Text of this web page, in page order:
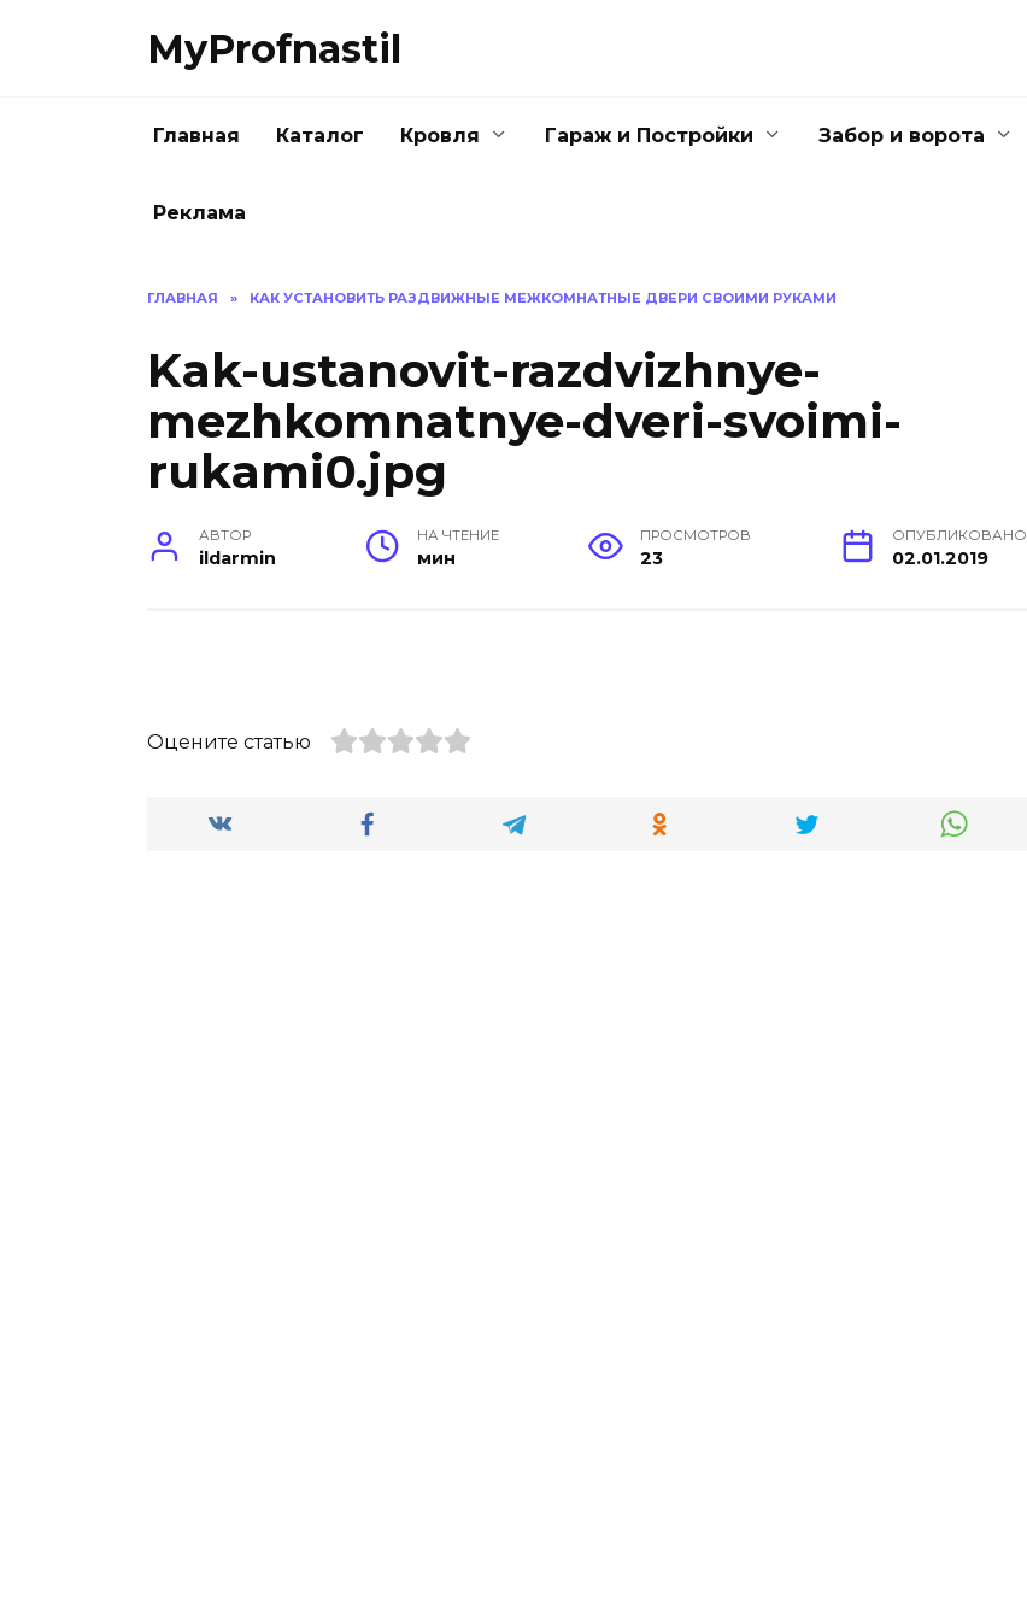
MyProfnastil
Главная Каталог Кровля Гараж и Постройки Забор и ворота
Реклама
ГЛАВНАЯ » КАК УСТАНОВИТЬ РАЗДВИЖНЫЕ МЕЖКОМНАТНЫЕ ДВЕРИ СВОИМИ РУКАМИ
Kak-ustanovit-razdvizhnye-
mezhkomnatnye-dveri-svoimi-
rukami0.jpg
АВТОР
ildarmin
НА ЧТЕНИЕ
мин
ПРОСМОТРОВ
23
ОПУБЛИКОВАНО
02.01.2019
Оцените статью